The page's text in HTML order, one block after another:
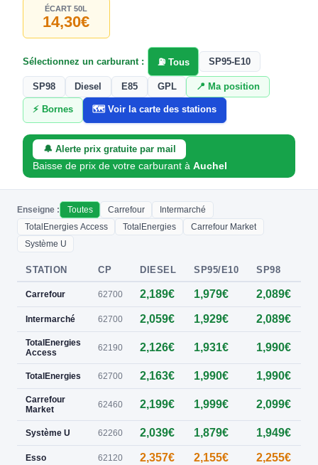
ÉCART 50L
14,30€
Sélectionnez un carburant : ⛽ Tous SP95-E10
SP98 Diesel E85 GPL 📍 Ma position
⚡ Bornes 🗺️ Voir la carte des stations
🔔 Alerte prix gratuite par mail
Baisse de prix de votre carburant àAuchel
Enseigne : Toutes Carrefour
Intermarché
TotalEnergies Access
TotalEnergies
Carrefour Market
Système U
STATION CP DIESEL SP95/E10 SP98
Carrefour 62700 2,189€ 1,979€ 2,089€
Intermarché 62700 2,059€ 1,929€ 2,089€
TotalEnergies
Access
62190 2,126€ 1,931€ 1,990€
TotalEnergies 62700 2,163€ 1,990€ 1,990€
Carrefour
Market
62460 2,199€ 1,999€ 2,099€
Système U 62260 2,039€ 1,879€ 1,949€
Esso 62120 2,357€ 2,155€ 2,255€